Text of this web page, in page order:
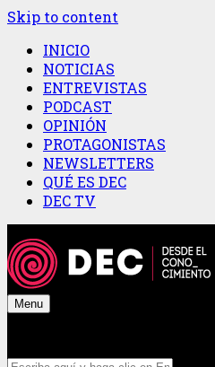
Skip to content
INICIO
NOTICIAS
ENTREVISTAS
PODCAST
OPINIÓN
PROTAGONISTAS
NEWSLETTERS
QUÉ ES DEC
DEC TV
Menu